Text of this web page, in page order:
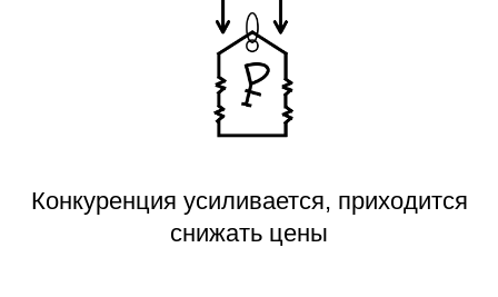
Конкуренция усиливается, приходится
снижать цены